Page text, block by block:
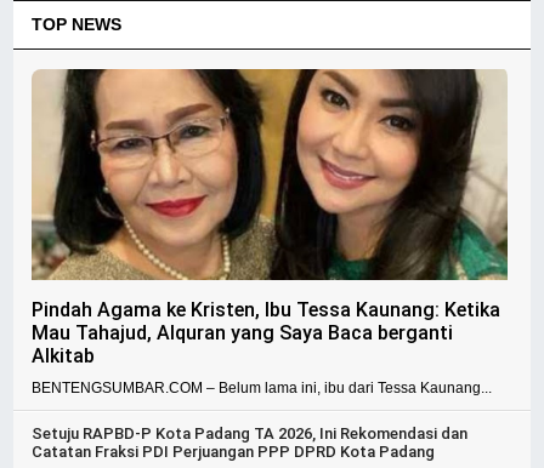
TOP NEWS
Pindah Agama ke Kristen, Ibu Tessa Kaunang: Ketika
Mau Tahajud, Alquran yang Saya Baca berganti
Alkitab
BENTENGSUMBAR.COM – Belum lama ini, ibu dari Tessa Kaunang...
Setuju RAPBD-P Kota Padang TA 2026, Ini Rekomendasi dan
Catatan Fraksi PDI Perjuangan PPP DPRD Kota Padang